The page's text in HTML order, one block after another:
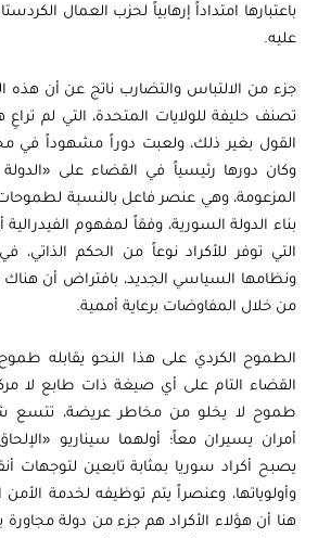
باعتبارها امتداداً إرهابياً لحزب العمال
عليه.
جزء من الالتباس والتضارب ناتج عن أن هذه
تصنف حليفة للولايات المتحدة، التي لم تراعِ
القول بغير ذلك، ولعبت دوراً مشهوداً في
وكان دورها رئيسياً في القضاء على «الدولة
المزعومة، وهي عنصر فاعل بالنسبة لطموحات
بناء الدولة السورية، وفقاً لمفهوم الفيدرالية
التي توفر للأكراد نوعاً من الحكم الذاتي،
ونظامها السياسي الجديد، بافتراض أن هناك
من خلال المفاوضات برعاية أممية.
الطموح الكردي على هذا النحو يقابله طموح
القضاء التام على أي صيغة ذات طابع لا
طموح لا يخلو من مخاطر عريضة، تتسع
أمران يسيران معاً؛ أولهما سيناريو
يصبح أكراد سوريا بمثابة تابعين لتوجهات
وأولوياتها، وعنصراً يتم توظيفه لخدمة الأمن
هنا أن هؤلاء الأكراد هم جزء من دولة مجاورة